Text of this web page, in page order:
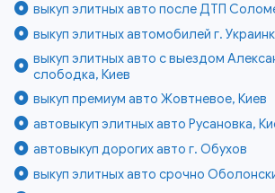
выкуп элитных авто после ДТП
выкуп элитных автомобилей г.
выкуп элитных авто с выездом
слободка, Киев
выкуп премиум авто Жовтневое, Киев
автовыкуп элитных авто Русановка,
автовыкуп дорогих авто г. Обухов
выкуп элитных авто срочно